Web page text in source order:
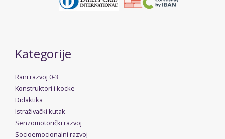
Kategorije
Rani razvoj 0-3
Konstruktori i kocke
Didaktika
Istraživački kutak
Senzomotorički razvoj
Socioemocionalni razvoj